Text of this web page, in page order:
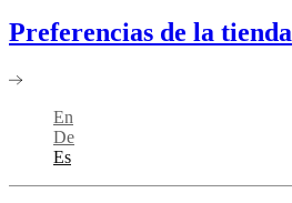
Preferencias de la tienda
En
De
Es